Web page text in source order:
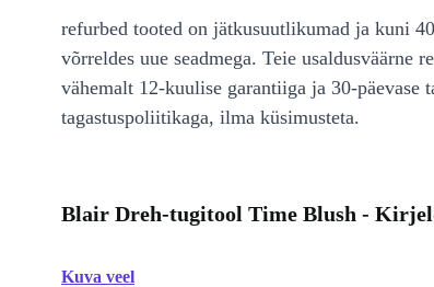
refurbed tooted on jätkusuutlikumad ja kuni
võrreldes uue seadmega. Teie usaldusväärne
vähemalt 12-kuulise garantiiga ja 30-päevase
tagastuspoliitikaga, ilma küsimusteta.
Blair Dreh-tugitool Time Blush -
Kuva veel